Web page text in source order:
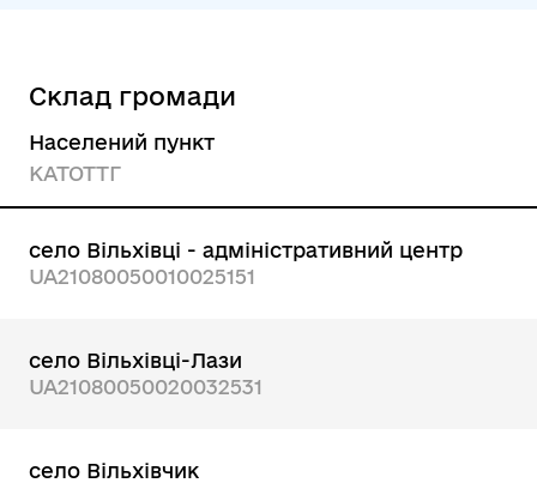
Склад громади
Населений пункт
КАТОТТГ
село Вільхівці - адміністративний центр
UA21080050010025151
село Вільхівці-Лази
UA21080050020032531
село Вільхівчик